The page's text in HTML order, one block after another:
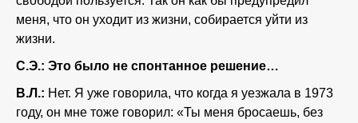
меня, что он уходит из жизни, собирается уйти из
жизни.
С.Э.: Это было не спонтанное решение…
В.Л.: Нет. Я уже говорила, что когда я уезжала в 1973
году, он мне тоже говорил: «Ты меня бросаешь, без